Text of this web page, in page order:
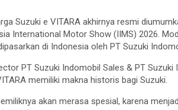
Suzuki e VITARA akhirnya resmi
International Motor Show (IIMS) 2026.
di Indonesia oleh PT Suzuki
PT Suzuki Indomobil Sales & PT
memiliki makna historis bagi Suzuki.
akan merasa spesial, karena